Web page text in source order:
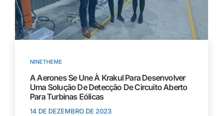
NINETHEME
A Aerones Se Une À Krakul Para Desenvolver
Uma Solução De Detecção De Circuito Aberto
Para Turbinas Eólicas
14 DE DEZEMBRO DE 2023